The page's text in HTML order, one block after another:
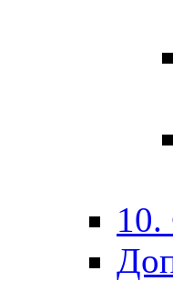
10.